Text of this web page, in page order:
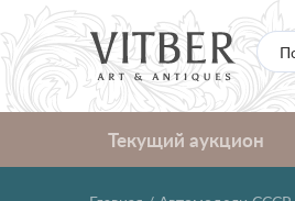
Текущий аукцион